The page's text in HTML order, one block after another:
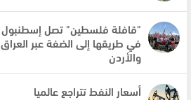
"قافلة فلسطين" تصل إسطنبول
في طريقها إلى الضفة عبر العراق
والأردن
أسعار النفط تتراجع عالميا